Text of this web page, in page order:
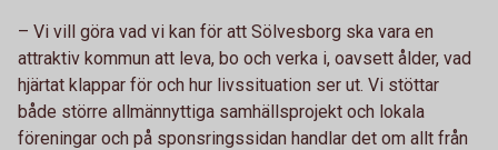
– Vi vill göra vad vi kan för att Sölvesborg ska vara en
attraktiv kommun att leva, bo och verka i, oavsett ålder, vad
hjärtat klappar för och hur livssituation ser ut. Vi stöttar
både större allmännyttiga samhällsprojekt och lokala
föreningar och på sponsringssidan handlar det om allt från